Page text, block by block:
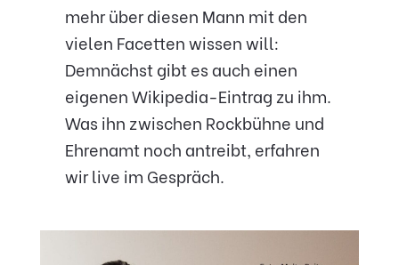
mehr über diesen Mann mit den
vielen Facetten wissen will:
Demnächst gibt es auch einen
eigenen Wikipedia-Eintrag zu ihm.
Was ihn zwischen Rockbühne und
Ehrenamt noch antreibt, erfahren
wir live im Gespräch.